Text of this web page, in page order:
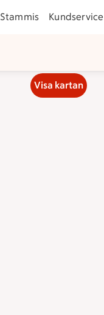
Stammis Kundservice
Visa kartan